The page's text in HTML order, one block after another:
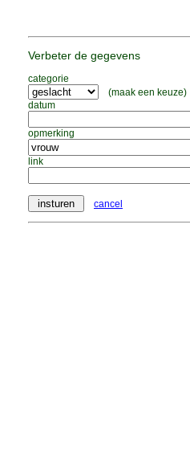
Verbeter de gegevens
categorie
(maak een keuze)
datum
opmerking
link
cancel